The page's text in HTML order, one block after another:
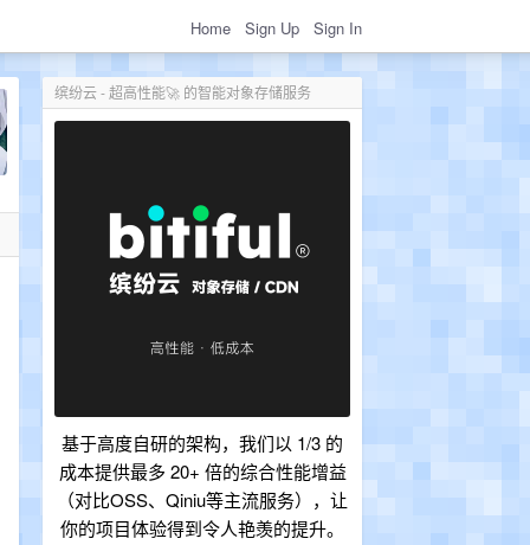
Home Sign Up Sign In
缤纷云 - 超高性能🚀 的智能对象存储服务
基于高度自研的架构，我们以 1/3 的
成本提供最多 20+ 倍的综合性能增益
（对比OSS、Qiniu等主流服务），让
你的项目体验得到令人艳羡的提升。